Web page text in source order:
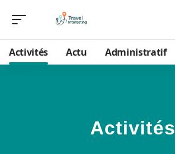
Activités Actu Administratif
Activités